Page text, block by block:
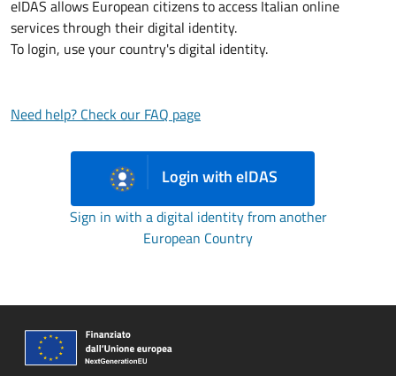
eIDAS allows European citizens to access Italian online
services through their digital identity.
To login, use your country's digital identity.
Need help? Check our FAQ page
Login with eIDAS
Sign in with a digital identity from another
European Country